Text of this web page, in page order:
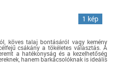
1 kép
köves talaj bontásáról vagy kemény
csákány a tökéletes választás. A
a hatékonyság és a kezelhetőség
hanem barkácsolóknak is ideális